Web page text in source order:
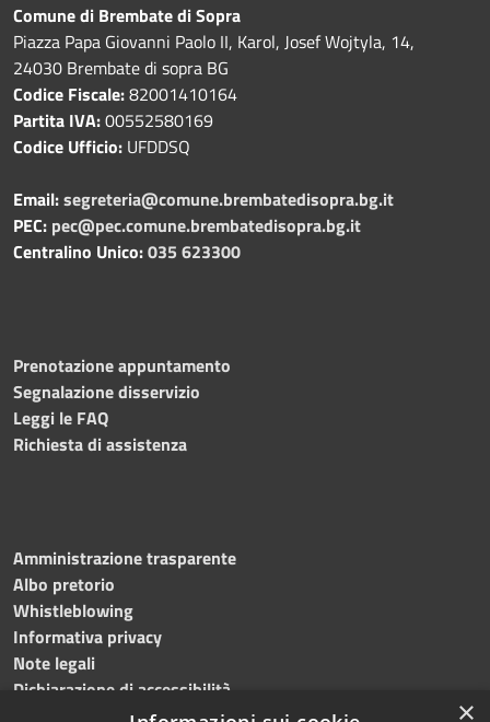
Comune di Brembate di Sopra
Piazza Papa Giovanni Paolo II, Karol, Josef Wojtyla, 14,
24030 Brembate di sopra BG
Codice Fiscale:82001410164
Partita IVA:00552580169
Codice Ufficio: UFDDSQ
Email:segreteria@comune.brembatedisopra.bg.it
PEC: pec@pec.comune.brembatedisopra.bg.it
Centralino Unico:035 623300
Prenotazione appuntamento
Segnalazione disservizio
Leggi le FAQ
Richiesta di assistenza
Amministrazione trasparente
Albo pretorio
Whistleblowing
Informativa privacy
Note legali
Dichiarazione di accessibilità
×